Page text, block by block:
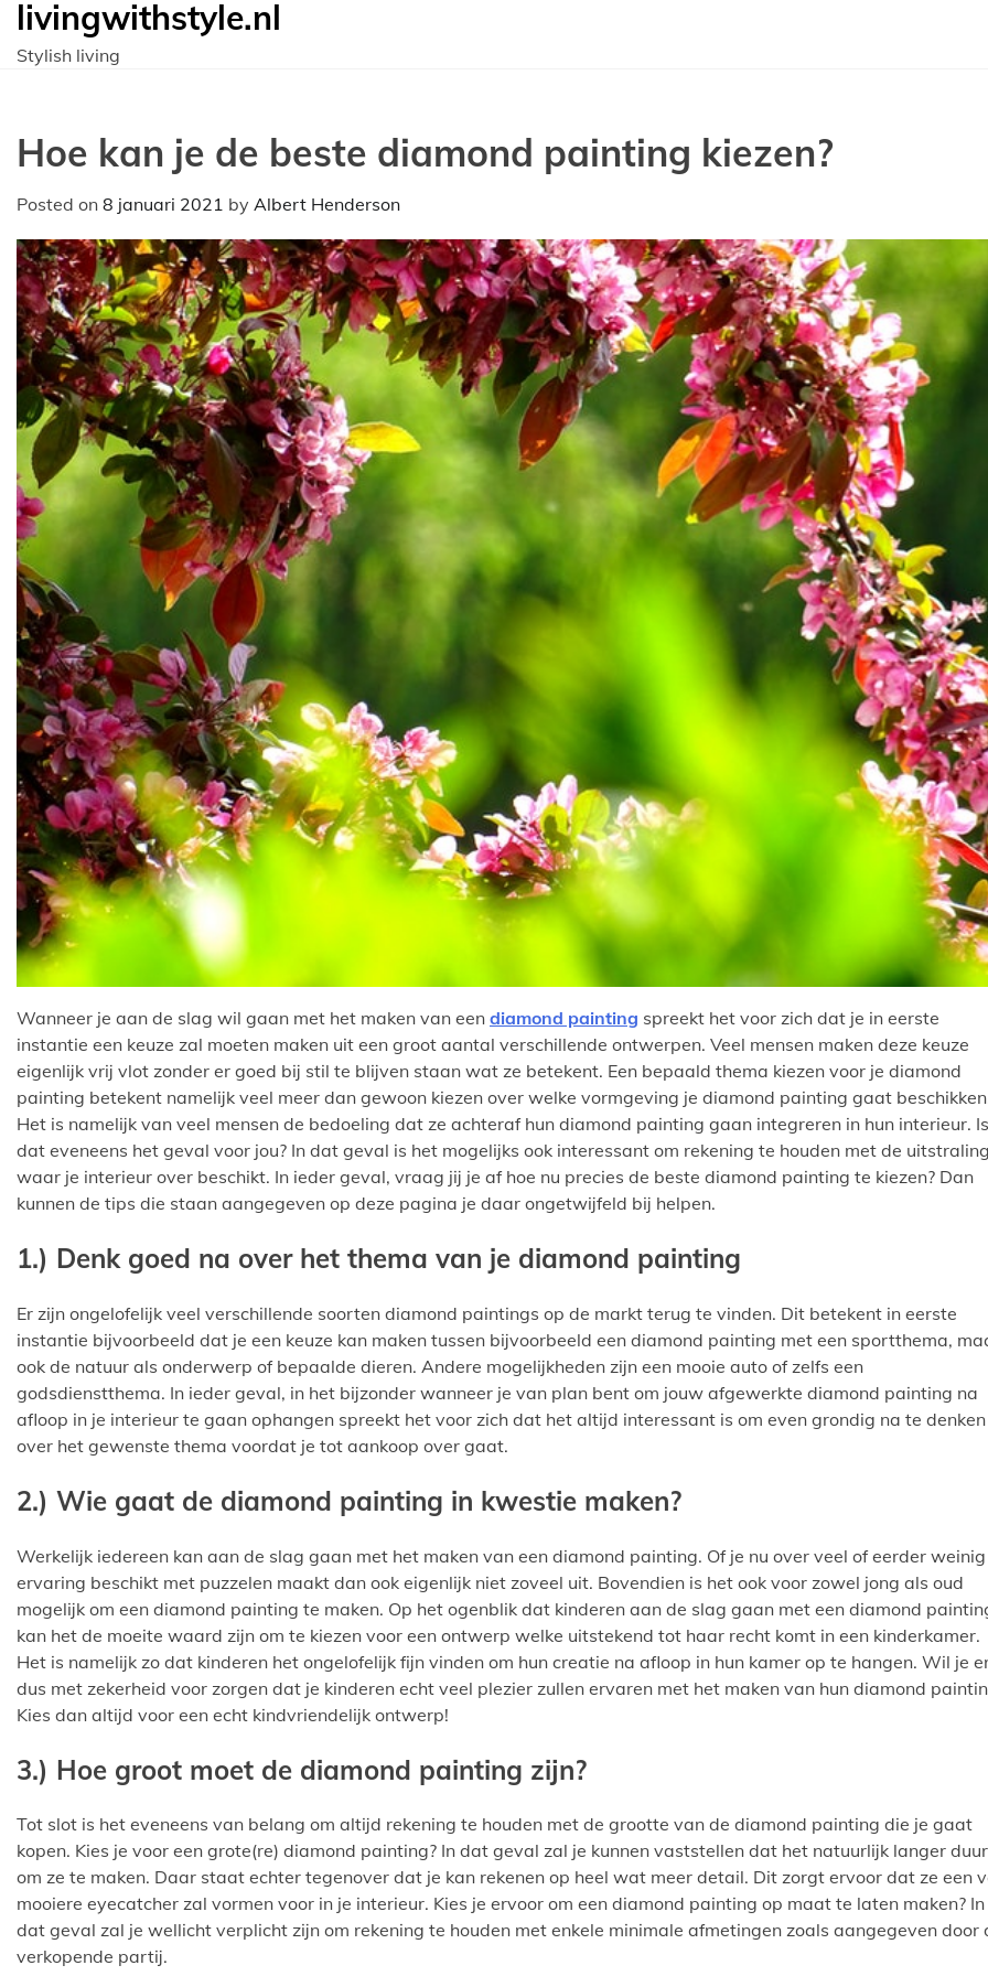
de
livingwithstyle.nl
Stylish living
Hoe kan je de beste diamond painting kiezen?
Posted on 8 januari 2021 by Albert Henderson
Wanneer je aan de slag wil gaan met het maken van een diamond painting spreekt het voor zich dat je in eerste
instantie een keuze zal moeten maken uit een groot aantal verschillende ontwerpen. Veel mensen maken deze keuze
eigenlijk vrij vlot zonder er goed bij stil te blijven staan wat ze betekent. Een bepaald thema kiezen voor je diamond
painting betekent namelijk veel meer dan gewoon kiezen over welke vormgeving je diamond painting gaat
Het is namelijk van veel mensen de bedoeling dat ze achteraf hun diamond painting gaan integreren in hun interieur. Is
dat eveneens het geval voor jou? In dat geval is het mogelijks ook interessant om rekening te houden met de uitstraling
waar je interieur over beschikt. In ieder geval, vraag jij je af hoe nu precies de beste diamond painting te kiezen? Dan
kunnen de tips die staan aangegeven op deze pagina je daar ongetwijfeld bij helpen.
1.) Denk goed na over het thema van je diamond painting
Er zijn ongelofelijk veel verschillende soorten diamond paintings op de markt terug te vinden. Dit betekent in eerste
instantie bijvoorbeeld dat je een keuze kan maken tussen bijvoorbeeld een diamond painting met een sportthema,
ook de natuur als onderwerp of bepaalde dieren. Andere mogelijkheden zijn een mooie auto of zelfs een
godsdienstthema. In ieder geval, in het bijzonder wanneer je van plan bent om jouw afgewerkte diamond painting na
afloop in je interieur te gaan ophangen spreekt het voor zich dat het altijd interessant is om even grondig na te denken
over het gewenste thema voordat je tot aankoop over gaat.
2.) Wie gaat de diamond painting in kwestie maken?
Werkelijk iedereen kan aan de slag gaan met het maken van een diamond painting. Of je nu over veel of eerder weinig
ervaring beschikt met puzzelen maakt dan ook eigenlijk niet zoveel uit. Bovendien is het ook voor zowel jong als oud
mogelijk om een diamond painting te maken. Op het ogenblik dat kinderen aan de slag gaan met een diamond
kan het de moeite waard zijn om te kiezen voor een ontwerp welke uitstekend tot haar recht komt in een kinderkamer.
Het is namelijk zo dat kinderen het ongelofelijk fijn vinden om hun creatie na afloop in hun kamer op te hangen. Wil je
dus met zekerheid voor zorgen dat je kinderen echt veel plezier zullen ervaren met het maken van hun diamond
Kies dan altijd voor een echt kindvriendelijk ontwerp!
3.) Hoe groot moet de diamond painting zijn?
Tot slot is het eveneens van belang om altijd rekening te houden met de grootte van de diamond painting die je gaat
kopen. Kies je voor een grote(re) diamond painting? In dat geval zal je kunnen vaststellen dat het natuurlijk langer
om ze te maken. Daar staat echter tegenover dat je kan rekenen op heel wat meer detail. Dit zorgt ervoor dat ze een
mooiere eyecatcher zal vormen voor in je interieur. Kies je ervoor om een diamond painting op maat te laten maken? In
dat geval zal je wellicht verplicht zijn om rekening te houden met enkele minimale afmetingen zoals aangegeven door
verkopende partij.